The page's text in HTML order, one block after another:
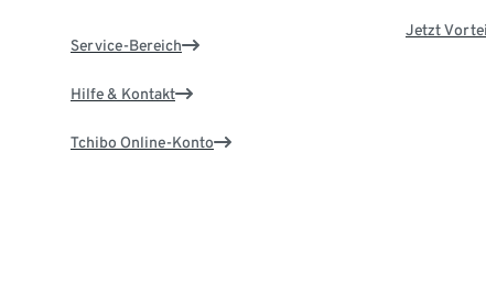
Service-Bereich
Hilfe & Kontakt
Tchibo Online-Konto
Jetzt